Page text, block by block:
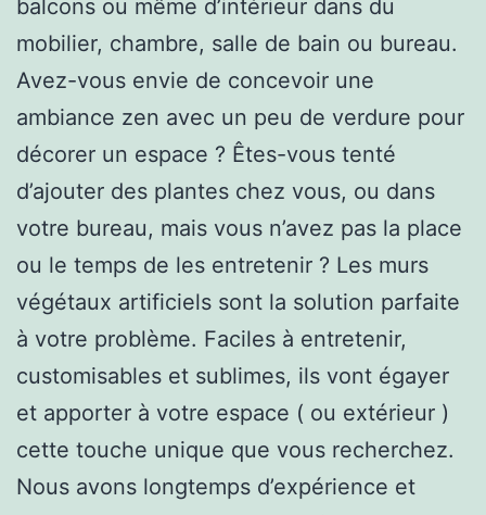
balcons ou même d’intérieur dans du
mobilier, chambre, salle de bain ou bureau.
Avez-vous envie de concevoir une
ambiance zen avec un peu de verdure pour
décorer un espace ? Êtes-vous tenté
d’ajouter des plantes chez vous, ou dans
votre bureau, mais vous n’avez pas la place
ou le temps de les entretenir ? Les murs
végétaux artificiels sont la solution parfaite
à votre problème. Faciles à entretenir,
customisables et sublimes, ils vont égayer
et apporter à votre espace ( ou extérieur )
cette touche unique que vous recherchez.
Nous avons longtemps d’expérience et